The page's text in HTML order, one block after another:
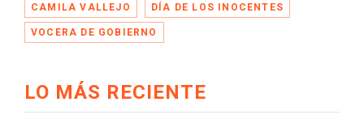
CAMILA VALLEJO DÍA DE LOS INOCENTES
VOCERA DE GOBIERNO
LO MÁS RECIENTE